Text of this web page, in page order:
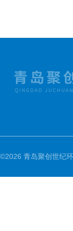
©2026 青岛聚创世纪